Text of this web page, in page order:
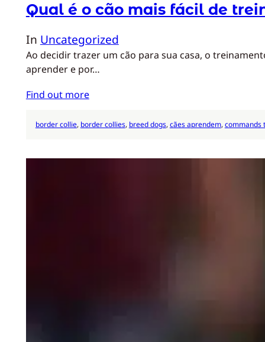
Qual é o cão mais fácil de
In Uncategorized
Ao decidir trazer um cão para sua casa, o
aprender e por…
Find out more
border collie, border collies, breed dogs, cães aprendem, commands